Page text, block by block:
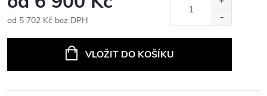
od 5 702 Kč bez DPH
VLOŽIT DO KOŠÍKU